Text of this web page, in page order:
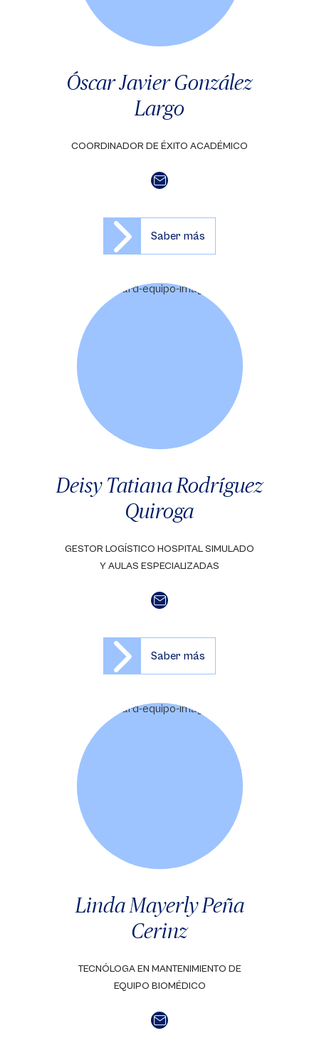
Óscar Javier González
Largo
COORDINADOR DE ÉXITO ACADÉMICO
Saber más
Deisy Tatiana Rodríguez
Quiroga
GESTOR LOGÍSTICO HOSPITAL SIMULADO
Y AULAS ESPECIALIZADAS
Saber más
Linda Mayerly Peña
Cerinz
TECNÓLOGA EN MANTENIMIENTO DE
EQUIPO BIOMÉDICO